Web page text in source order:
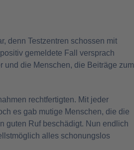
denn Testzentren schossen mit
gemeldete Fall versprach
und die Menschen, die Beiträge zum
rechtfertigten. Mit jeder
es gab mutige Menschen, die die
guten Ruf beschädigt. Nun endlich
alles schonungslos